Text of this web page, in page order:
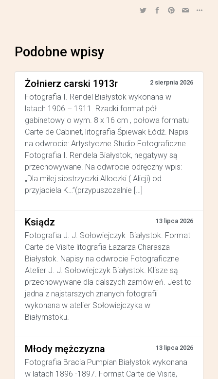
Podobne wpisy
Żołnierz carski 1913r 2 sierpnia 2026
Fotografia I. Rendel Białystok wykonana w
latach 1906 – 1911. Rzadki format pół
gabinetowy o wym. 8 x 16 cm , połowa formatu
Carte de Cabinet, litografia Śpiewak Łódź. Napis
na odwrocie: Artystyczne Studio Fotograficzne.
Fotografia I. Rendela Białystok, negatywy są
przechowywane. Na odwrocie odręczny wpis:
„Dla miłej siostrzyczki Alloczki ( Alicji) od
przyjaciela K…”(przypuszczalnie […]
Ksiądz 13 lipca 2026
Fotografia J. J. Sołowiejczyk Białystok. Format
Carte de Visite litografia Łazarza Charasza
Białystok. Napisy na odwrocie Fotograficzne
Atelier J. J. Sołowiejczyk Białystok. Klisze są
przechowywane dla dalszych zamówień. Jest to
jedna z najstarszych znanych fotografii
wykonana w atelier Sołowiejczyka w
Białymstoku.
Młody mężczyzna 13 lipca 2026
Fotografia Bracia Pumpian Białystok wykonana
w latach 1896 -1897. Format Carte de Visite,